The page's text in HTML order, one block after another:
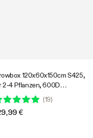
120x60x150cm S425,
2-4 Pflanzen, 600D
Oxford-Gewebe, für
Indoor-Pflanzenanbau
(19)
€